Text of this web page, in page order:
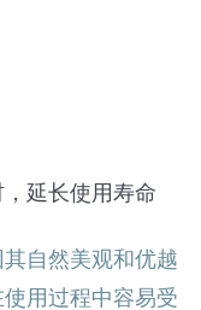
延长使用寿命
自然美观和优越
用过程中容易受